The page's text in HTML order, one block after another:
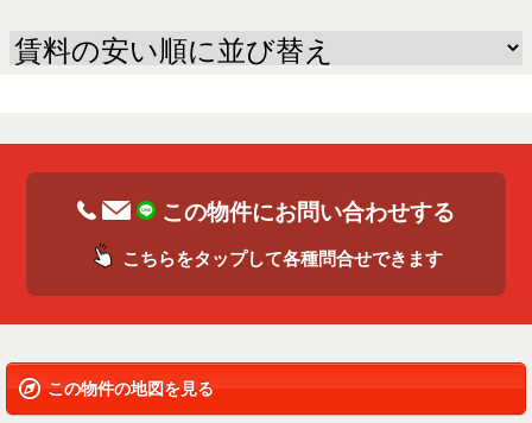
この物件にお問い合わせする
こちらをタップして各種問合せできます
この物件の地図を見る